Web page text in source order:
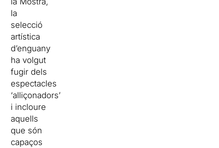
la
selecció
artística
d’enguany
ha volgut
fugir dels
espectacles
‘alliçonadors’
i incloure
aquells
que són
capaços